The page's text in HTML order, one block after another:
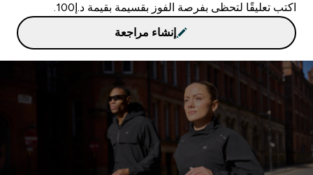
اكتب تعليقًا لتحظى بفرصة الفوز بقسيمة بقيمة د.إ100.
إنشاء مراجعة